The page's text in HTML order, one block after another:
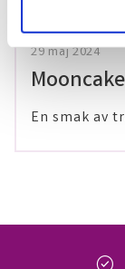
29 maj 2024
Mooncake
En smak av